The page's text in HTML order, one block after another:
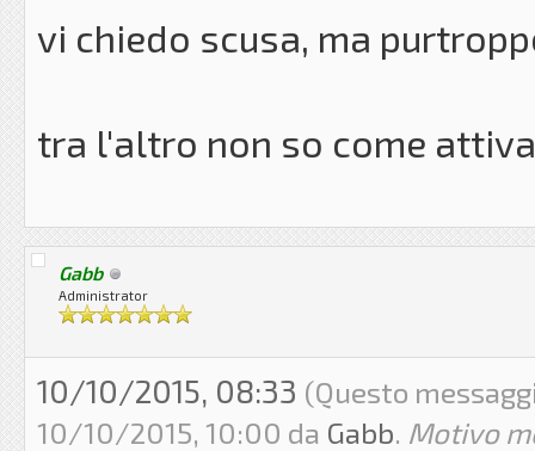
vi chiedo scusa, ma
tra l'altro non so come
Gabb
Administrator
10/10/2015, 08:33 (Questo
10/10/2015, 10:00 da Gabb. Motivo